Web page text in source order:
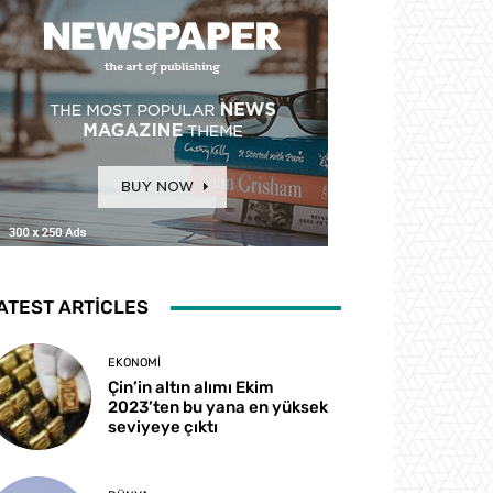
ARTICLES
EKONOMI
Çin’in altın alımı Ekim
2023’ten bu yana en yüksek
seviyeye çıktı